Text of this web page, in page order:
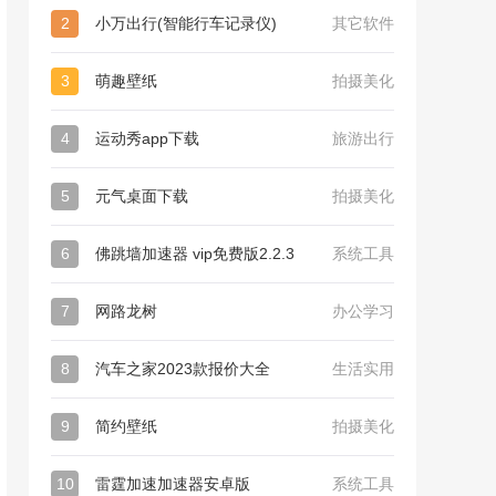
2 小万出行(智能行车记录仪) 其它软件
3 萌趣壁纸 拍摄美化
4 运动秀app下载 旅游出行
5 元气桌面下载 拍摄美化
6 佛跳墙加速器 vip免费版2.2.3 系统工具
7 网路龙树 办公学习
8 汽车之家2023款报价大全 生活实用
9 简约壁纸 拍摄美化
10 雷霆加速加速器安卓版 系统工具